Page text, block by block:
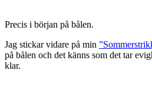
Precis i början på bålen.
Jag stickar vidare på min
på bålen och det känns som det tar
klar.